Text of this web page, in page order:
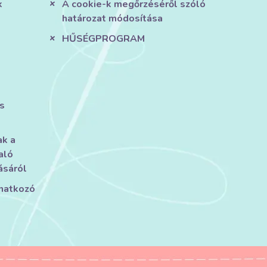
a
A cookie-k megőrzéséről szóló
határozat módosítása
HŰSÉGPROGRAM